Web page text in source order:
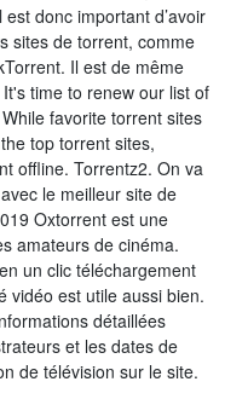
donc important d’avoir
sites de torrent, comme
Il est de même
time to renew our list of
favorite torrent sites
top torrent sites,
offline. Torrentz2. On va
le meilleur site de
Oxtorrent est une
amateurs de cinéma.
un clic téléchargement
vidéo est utile aussi bien.
détaillées
et les dates de
de télévision sur le site.